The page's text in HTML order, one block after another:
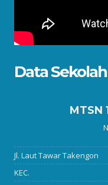
Data Sekolah
MTSN
Jl. Laut Tawar Takengon
KEC.